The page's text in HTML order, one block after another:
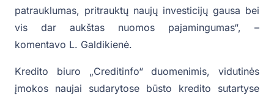
patrauklumas, pritrauktų naujų investicijų gausa bei
vis dar aukštas nuomos pajamingumas“, –
komentavo L. Galdikienė.
Kredito biuro „Creditinfo“ duomenimis, vidutinės
įmokos naujai sudarytose būsto kredito sutartyse